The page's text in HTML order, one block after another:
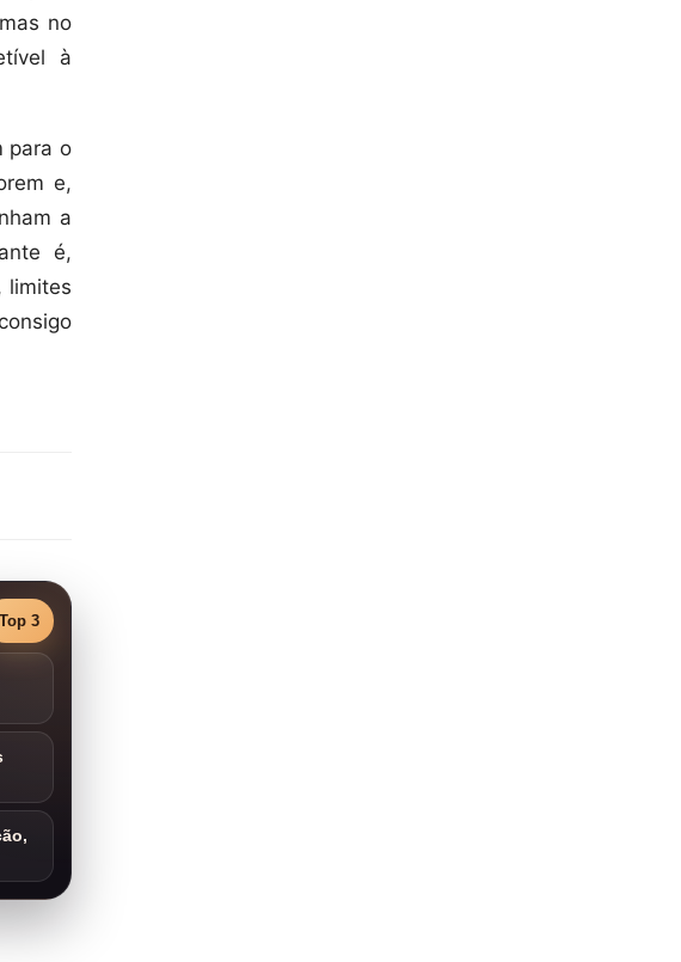
no
à
para o
e,
a
é,
limites
Top 3